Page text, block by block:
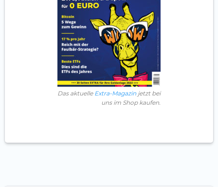
Das aktuelle Extra-Magazin jetzt bei
uns im Shop kaufen.